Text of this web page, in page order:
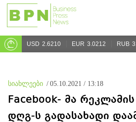
USD 2.6210 EUR 3.0212 RUB
სიახლეები / 05.10.2021 / 13:18
Facebook- მა
დღგ-ს გადასახადი